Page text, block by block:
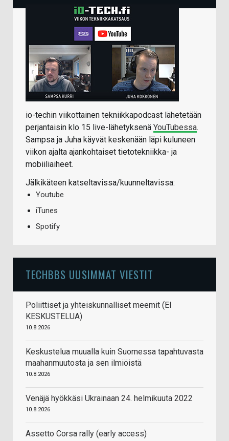
io-techin viikottainen tekniikkapodcast lähetetään
perjantaisin klo 15 live-lähetyksenä YouTubessa.
Sampsa ja Juha käyvät keskenään läpi kuluneen
viikon ajalta ajankohtaiset tietotekniikka- ja
mobiiliaiheet.
Jälkikäteen katseltavissa/kuunneltavissa:
Youtube
iTunes
Spotify
TECHBBS UUSIMMAT VIESTIT
Poliittiset ja yhteiskunnalliset meemit (EI
KESKUSTELUA)
10.8.2026
Keskustelua muualla kuin Suomessa tapahtuvasta
maahanmuutosta ja sen ilmiöistä
10.8.2026
Venäjä hyökkäsi Ukrainaan 24. helmikuuta 2022
10.8.2026
Assetto Corsa rally (early access)